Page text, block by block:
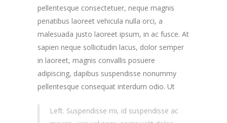
pellentesque consectetuer, neque magnis
penatibus laoreet vehicula nulla orci, a
malesuada justo laoreet ipsum, in ac fusce. At
sapien neque sollicitudin lacus, dolor semper
in laoreet, magnis convallis posuere
adipiscing, dapibus suspendisse nonummy
pellentesque consequat interdum odio.
Left. Suspendisse mi, id suspendisse ac
Ut